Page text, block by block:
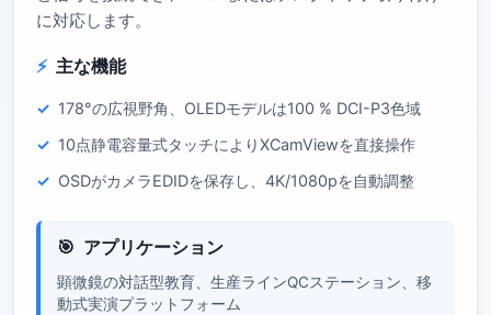
に対応します。
主な機能
178°の広視野角、OLEDモデルは100 % DCI-P3色域
10点静電容量式タッチによりXCamViewを直接操作
OSDがカメラEDIDを保存し、4K/1080pを自動調整
アプリケーション
顕微鏡の対話型教育、生産ラインQCステーション、移
動式実演プラットフォーム